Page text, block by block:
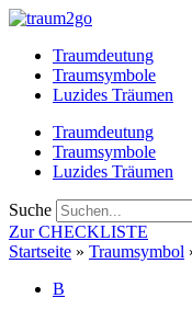
Zum
springenTraumdeutung
Traumsymbole
Luzides Träumen
Traumdeutung
Traumsymbole
Luzides Träumen
Suche
Zur CHECKLISTE
Startseite » Traumsymbol
B